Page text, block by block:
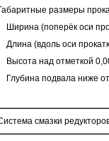
размеры
Ширина (поперёк оси
Длина (вдоль оси
Высота над отметкой
Глубина подвала ниже
смазки